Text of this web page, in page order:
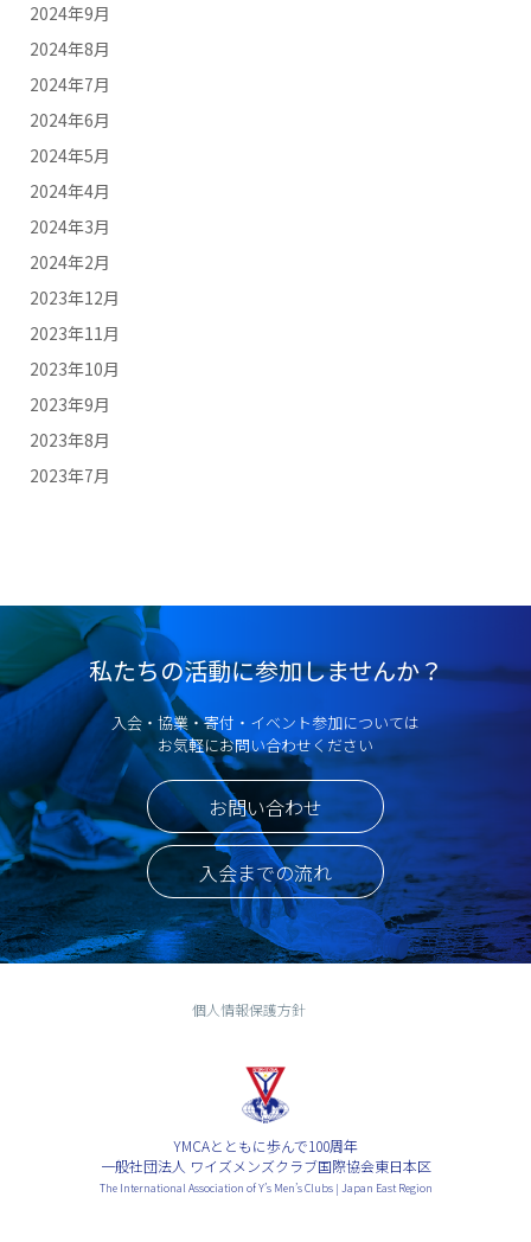
2024年9月
2024年8月
2024年7月
2024年6月
2024年5月
2024年4月
2024年3月
2024年2月
2023年12月
2023年11月
2023年10月
2023年9月
2023年8月
2023年7月
私たちの活動に参加しませんか？
入会・協業・寄付・イベント参加については
お気軽にお問い合わせください
お問い合わせ
入会までの流れ
個人情報保護方針
YMCAとともに歩んで100周年
一般社団法人 ワイズメンズクラブ国際協会東日本区
The International Association of Y’s Men’s Clubs | Japan East Region